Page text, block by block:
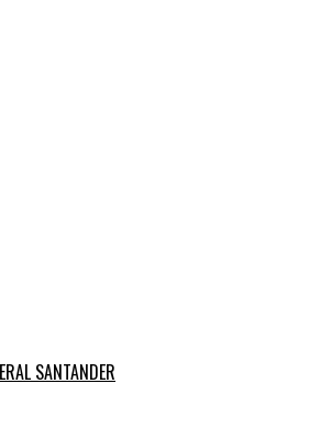
SANTANDER